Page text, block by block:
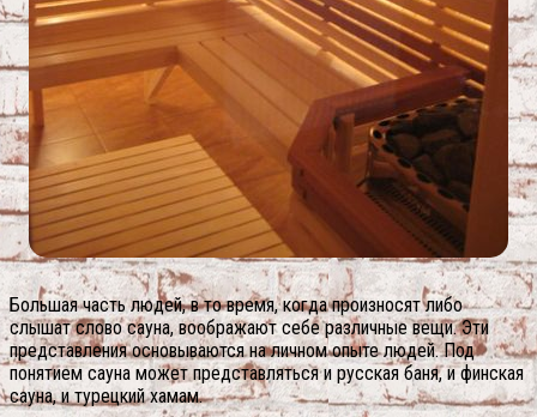
Большая часть людей, в то время, когда произносят либо
слышат слово сауна, воображают себе различные вещи. Эти
представления основываются на личном опыте людей. Под
понятием сауна может представляться и русская баня, и финская
сауна, и турецкий хамам.